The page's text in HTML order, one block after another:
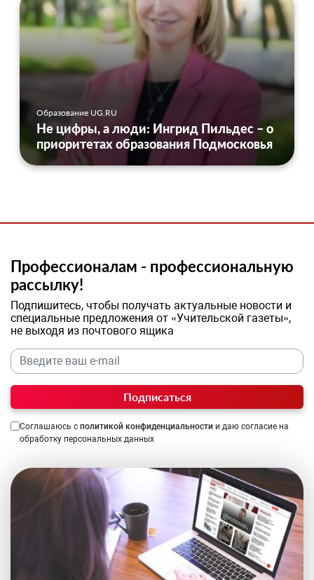
Образование UG.RU
Не цифры, а люди: Ингрид Пильдес – о
приоритетах образования Подмосковья
Профессионалам - профессиональную
рассылку!
Подпишитесь, чтобы получать актуальные новости и
специальные предложения от «Учительской газеты»,
не выходя из почтового ящика
Подписаться
Соглашаюсь с политикой конфиденциальности и даю согласие на
обработку персональных данных